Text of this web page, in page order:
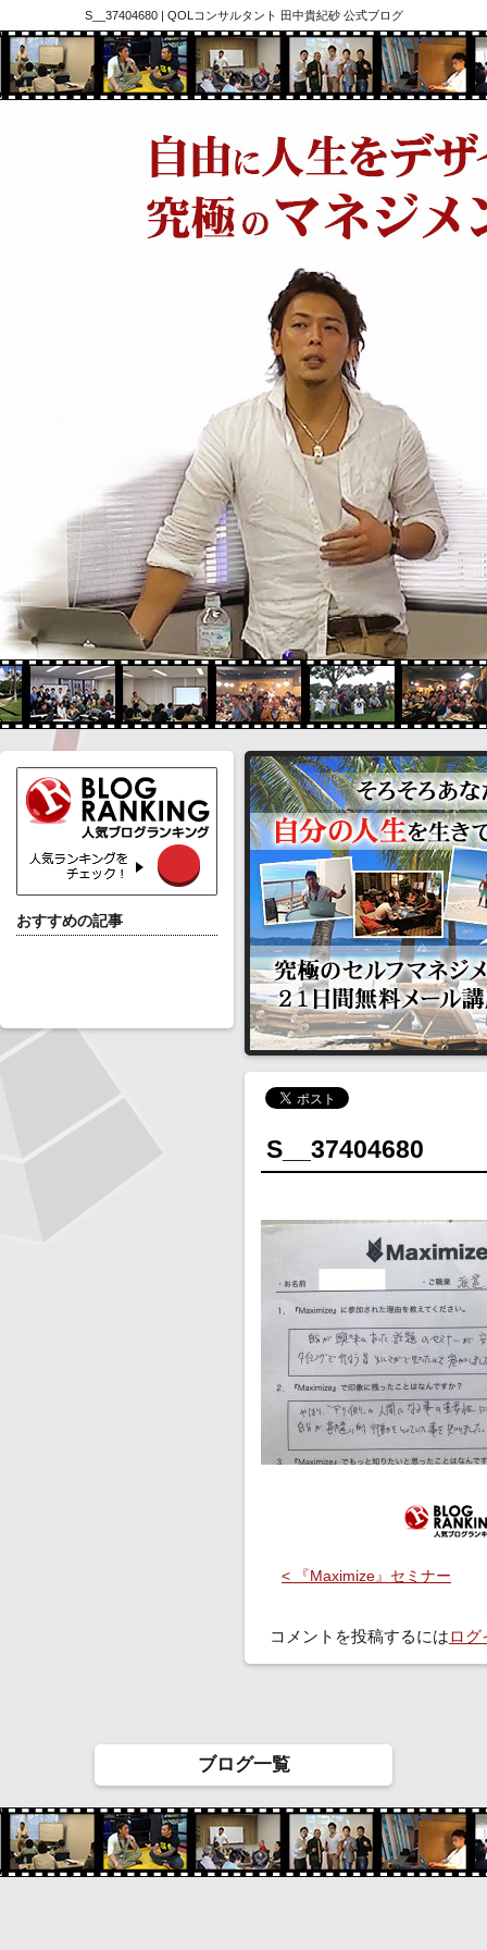
S__37404680 | QOLコンサルタント 田中貴紀砂 公式ブログ
S__37404680
< 『Maximize』セミナー
コメントを投稿するにはログ
おすすめの記事
ブログ一覧